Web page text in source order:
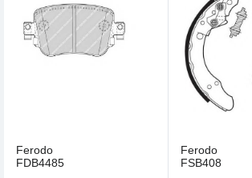
Ferodo
FDB4485
Ferodo
FSB408